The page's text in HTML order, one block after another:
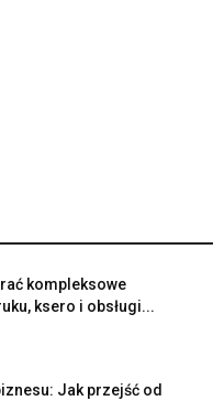
kompleksowe
ksero i obsługi...
Jak przejść od